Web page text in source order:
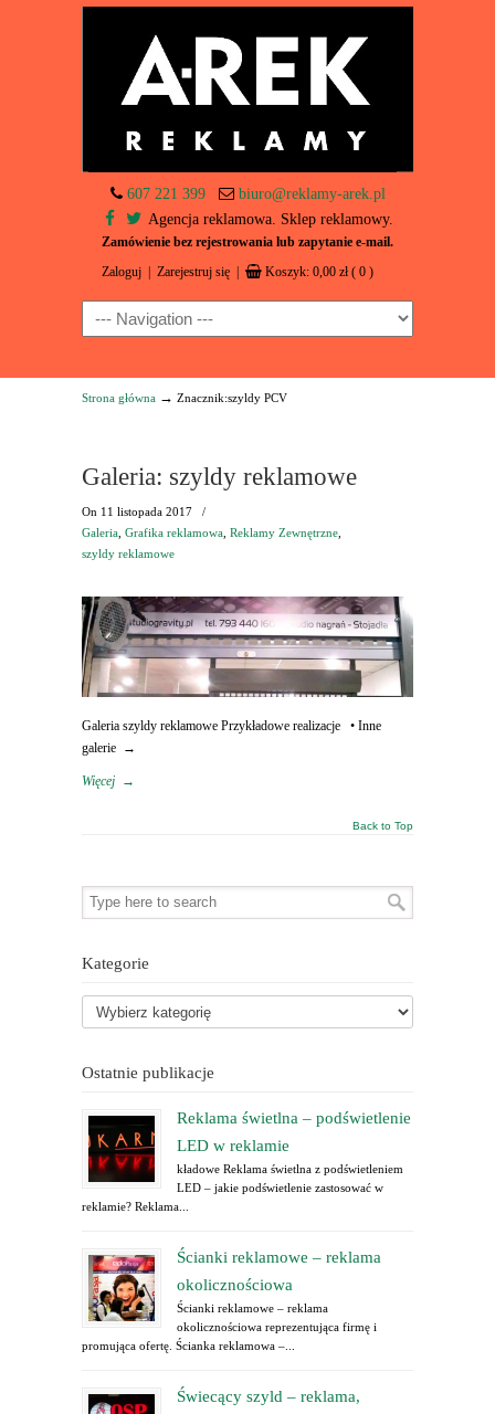
607 221 399
biuro@reklamy-arek.pl
Agencja reklamowa. Sklep reklamowy.
Zamówienie bez rejestrowania lub zapytanie e-mail.
Zaloguj Zarejestruj się Koszyk: 0,00 zł ( 0 )
Navigation
Strona główna → Znacznik:szyldy PCV
Galeria: szyldy reklamowe
On 11 listopada 2017
/
Galeria Grafika reklamowa Reklamy Zewnętrzne
szyldy reklamowe
Galeria szyldy reklamowe Przykładowe realizacje • Inne
galerie →
Więcej →
Back to Top
Kategorie
Ostatnie publikacje
Reklama świetlna – podświetlenie
LED w reklamie
kładowe Reklama świetlna z podświetleniem
LED – jakie podświetlenie zastosować w
reklamie? Reklama...
Ścianki reklamowe – reklama
okolicznościowa
Ścianki reklamowe – reklama
okolicznościowa reprezentująca firmę i
promująca ofertę. Ścianka reklamowa –...
Świecący szyld – reklama,